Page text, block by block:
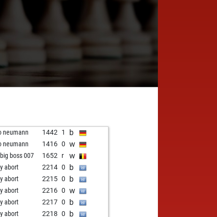
neumann 1442 1 b
neumann 1416 0 w
boss 007 1652 r w
abort 2214 0 b
abort 2215 0 b
abort 2216 0 w
abort 2217 0 b
abort 2218 0 b